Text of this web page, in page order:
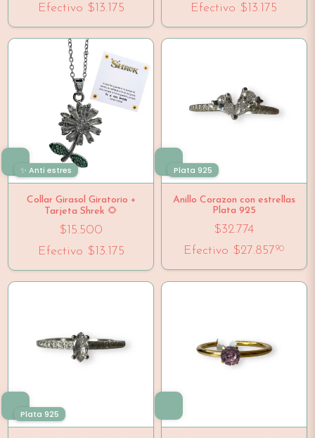
Efectivo $13.175
Efectivo $13.175
✨ Anti estres
Collar Girasol Giratorio +
Tarjeta Shrek 🌻
$15.500
Efectivo $13.175
Plata 925
Anillo Corazon con estrellas
Plata 925
$32.774
Efectivo $27.85790
Plata 925